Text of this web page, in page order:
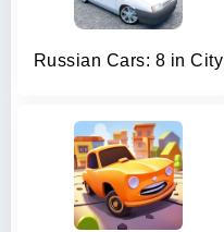
Russian Cars: 8 in City